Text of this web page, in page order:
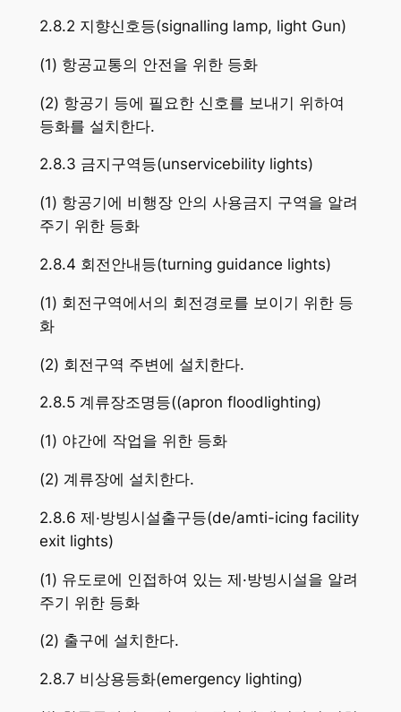
2.8.2 지향신호등(signalling lamp, light Gun)
(1) 항공교통의 안전을 위한 등화
(2) 항공기 등에 필요한 신호를 보내기 위하여
등화를 설치한다.
2.8.3 금지구역등(unservicebility lights)
(1) 항공기에 비행장 안의 사용금지 구역을 알려
주기 위한 등화
2.8.4 회전안내등(turning guidance lights)
(1) 회전구역에서의 회전경로를 보이기 위한 등
화
(2) 회전구역 주변에 설치한다.
2.8.5 계류장조명등((apron floodlighting)
(1) 야간에 작업을 위한 등화
(2) 계류장에 설치한다.
2.8.6 제·방빙시설출구등(de/amti-icing facility
exit lights)
(1) 유도로에 인접하여 있는 제·방빙시설을 알려
주기 위한 등화
(2) 출구에 설치한다.
2.8.7 비상용등화(emergency lighting)